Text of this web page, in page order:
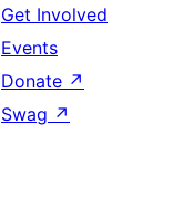
Get Involved
Events
Donate ↗
Swag ↗